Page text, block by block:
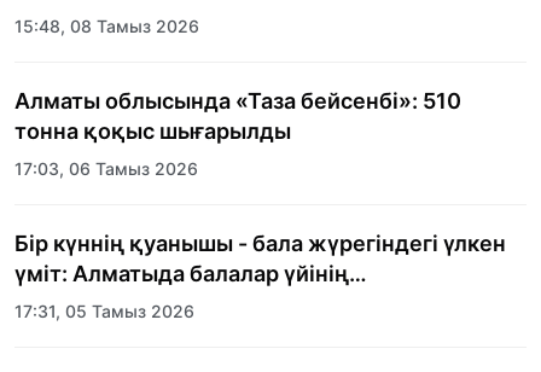
15:48, 08 Тамыз 2026
Алматы облысында «Таза бейсенбі»: 510
тонна қоқыс шығарылды
17:03, 06 Тамыз 2026
Бір күннің қуанышы - бала жүрегіндегі үлкен
үміт: Алматыда балалар үйінің
тәрбиеленушілеріне мерекелік күн
17:31, 05 Тамыз 2026